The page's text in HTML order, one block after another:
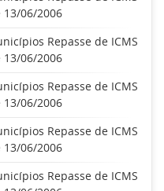
06/2006
Repasse de ICMS
06/2006
Repasse de ICMS
06/2006
Repasse de ICMS
06/2006
Repasse de ICMS